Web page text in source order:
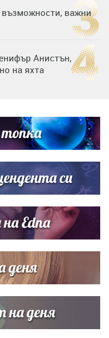
възможности, важни
Анистън,
на яхта
сватба, Стоичков и
си
Edna
деня
на деня